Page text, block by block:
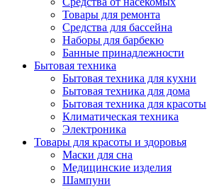
Товары для ремонта
Средства для бассейна
Наборы для барбекю
Банные принадлежности
Бытовая техника
Бытовая техника для кухни
Бытовая техника для дома
Бытовая техника для красоты
Климатическая техника
Электроника
Товары для красоты и здоровья
Маски для сна
Медицинские изделия
Шампуни